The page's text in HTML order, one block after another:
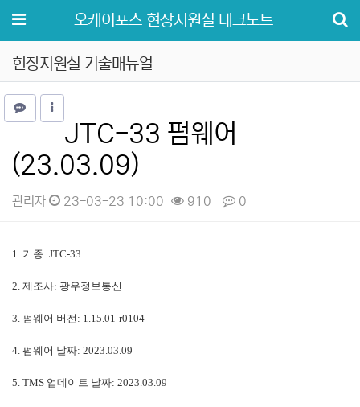
메뉴 오케이포스 현장지원실 테크노트
현장지원실 기술매뉴얼
JTC-33 펌웨어
(23.03.09)
관리자 23-03-23 10:00 910 0
본문
1. 기종: JTC-33
2. 제조사: 광우정보통신
3. 펌웨어 버전: 1.15.01-r0104
4. 펌웨어 날짜: 2023.03.09
5. TMS 업데이트 날짜: 2023.03.09